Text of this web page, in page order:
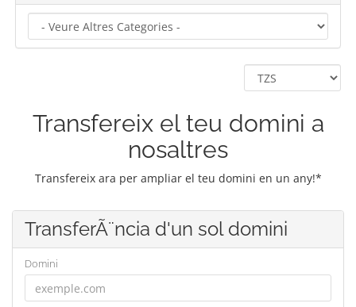
Transfereix el teu domini a
nosaltres
Transfereix ara per ampliar el teu domini en un any!*
TransferÃ¨ncia d'un sol domini
Domini